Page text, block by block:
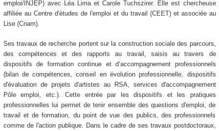
emploi/INJEP) avec Léa Lima et Carole Tuchszirer. Elle est chercheuse
affiliée au Centre d'études de l'emploi et du travail (CEET) et associée au
Lise (Cnam).
Ses travaux de recherche portent sur la construction sociale des parcours,
des compétences et des rapports au travail, saisis au travers de
dispositifs de formation continue et d’accompagnement professionnels
(bilan de compétences, conseil en évolution professionnelle, dispositifs
d'évaluation de projets d'artistes au RSA, services d'accompagnement
Pôle emploi, etc.). Cette entrée par les dispositifs et les pratiques
professionnelles lui permet de tenir ensemble des questions d'emploi, de
travail et de formation, du point de vue des publics, des professionnels
comme de l'action publique. Dans le cadre de ses travaux postdoctoraux,